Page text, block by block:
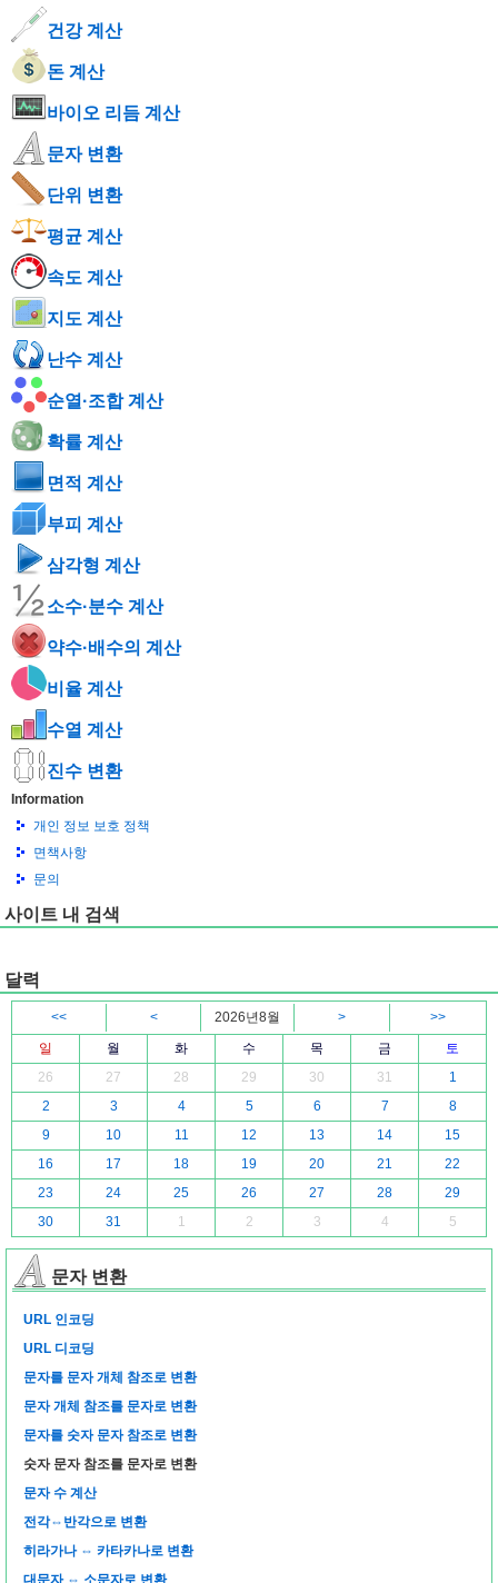
건강 계산
돈 계산
바이오 리듬 계산
문자 변환
단위 변환
평균 계산
속도 계산
지도 계산
난수 계산
순열·조합 계산
확률 계산
면적 계산
부피 계산
삼각형 계산
소수·분수 계산
약수·배수의 계산
비율 계산
수열 계산
진수 변환
Information
개인 정보 보호 정책
면책사항
문의
사이트 내 검색
달력
<< < 2026년8월 >
>>
일
월 화 수 목 금
토
26
27 28 29 30 31
1
2
3 4 5 6 7
8
9
10 11 12 13 14
15
16
17 18 19 20 21
22
23
24 25 26 27 28
29
30
31 1 2 3 4 5
문자 변환
URL 인코딩
URL 디코딩
문자를 문자 개체 참조로 변환
문자 개체 참조를 문자로 변환
문자를 숫자 문자 참조로 변환
숫자 문자 참조를 문자로 변환
문자 수 계산
전각⇔반각으로 변환
히라가나 ⇔ 카타카나로 변환
대문자 ⇔ 소문자로 변환